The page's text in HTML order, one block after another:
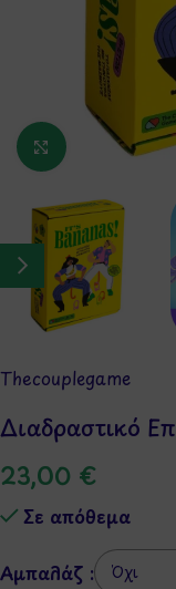
Κάντε κλικ
Thecouplegame
Διαδραστικό
23,00 €
Σε απόθεμα
Αμπαλάζ :